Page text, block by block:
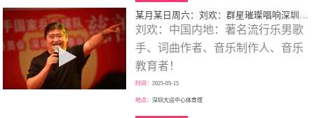
某月某日周六：刘欢：群星璀璨唱响深圳、歌颂一代伟人、巡回大型演唱会！
刘欢：中国内地：著名流行乐男歌
手、词曲作者、音乐制作人、音乐
教育者！
时间：2025-05-15
地点：深圳大运中心体育馆